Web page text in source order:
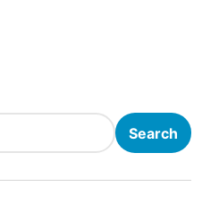
Search